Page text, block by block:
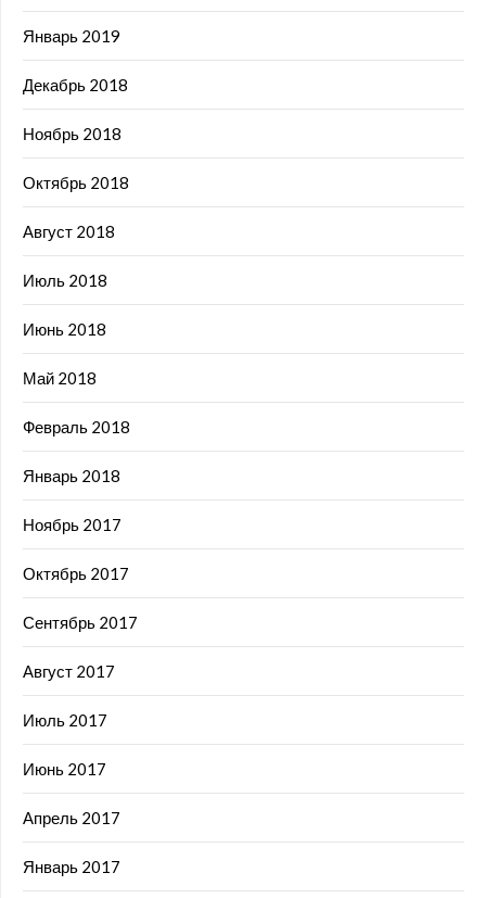
Январь 2019
Декабрь 2018
Ноябрь 2018
Октябрь 2018
Август 2018
Июль 2018
Июнь 2018
Май 2018
Февраль 2018
Январь 2018
Ноябрь 2017
Октябрь 2017
Сентябрь 2017
Август 2017
Июль 2017
Июнь 2017
Апрель 2017
Январь 2017